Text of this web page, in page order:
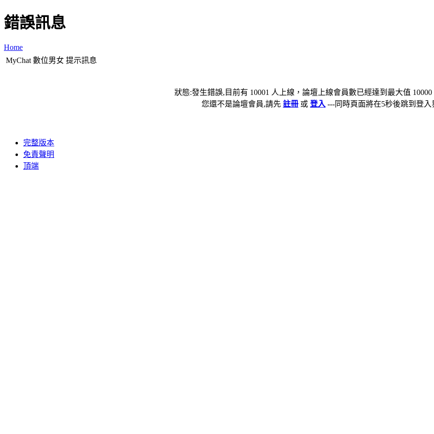
錯誤訊息
Home
MyChat 數位男女 提示訊息
狀態:發生錯誤,目前有 10001 人上線，論壇上線會員數已經達到最大值
您還不是論壇會員,請先 註冊 或 登入 ---同時頁面將在5秒後跳到登入
完整版本
免責聲明
頂端